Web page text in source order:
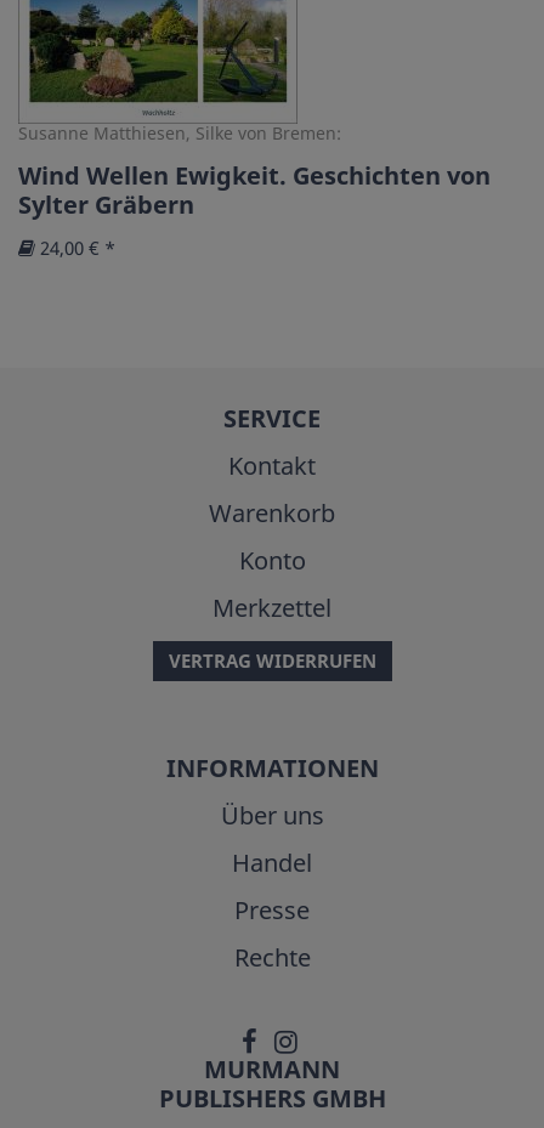
Susanne Matthiesen, Silke von Bremen:
Wind Wellen Ewigkeit. Geschichten von
Sylter Gräbern
24,00 € *
SERVICE
Kontakt
Warenkorb
Konto
Merkzettel
VERTRAG WIDERRUFEN
INFORMATIONEN
Über uns
Handel
Presse
Rechte
MURMANN
PUBLISHERS GMBH